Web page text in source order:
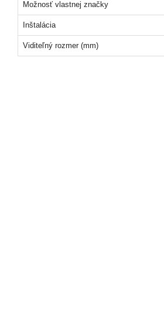
Možnosť vlastnej značky
Inštalácia
Viditeľný rozmer (mm)